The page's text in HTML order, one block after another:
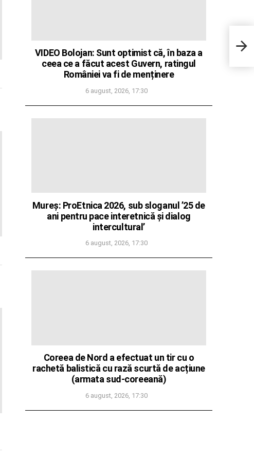
la
VIDEO Bolojan: Sunt optimist că, în baza a
ceea ce a făcut acest Guvern, ratingul
României va fi de menținere
6 august, 2026, 17:30
Mureș: ProEtnica 2026, sub sloganul ’25 de
ani pentru pace interetnică și dialog
intercultural’
6 august, 2026, 17:30
Coreea de Nord a efectuat un tir cu o
rachetă balistică cu rază scurtă de acțiune
(armata sud-coreeană)
6 august, 2026, 17:30